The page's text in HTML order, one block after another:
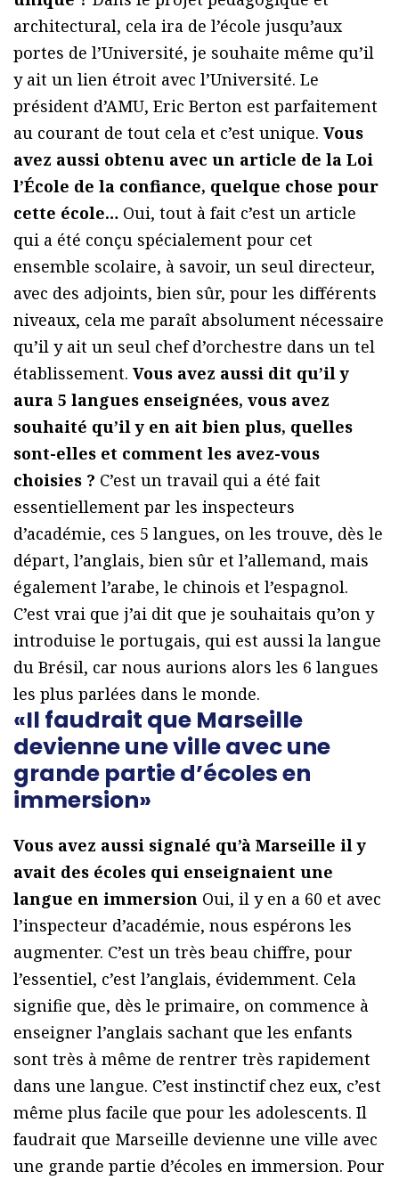
architectural, cela ira de l’école jusqu’aux
portes de l’Université, je souhaite même qu’il
y ait un lien étroit avec l’Université. Le
président d’AMU, Eric Berton est parfaitement
au courant de tout cela et c’est unique. Vous
avez aussi obtenu avec un article de la Loi
l’École de la confiance, quelque chose pour
cette école… Oui, tout à fait c’est un article
qui a été conçu spécialement pour cet
ensemble scolaire, à savoir, un seul directeur,
avec des adjoints, bien sûr, pour les différents
niveaux, cela me paraît absolument nécessaire
qu’il y ait un seul chef d’orchestre dans un tel
établissement. Vous avez aussi dit qu’il y
aura 5 langues enseignées, vous avez
souhaité qu’il y en ait bien plus, quelles
sont-elles et comment les avez-vous
choisies ? C’est un travail qui a été fait
essentiellement par les inspecteurs
d’académie, ces 5 langues, on les trouve, dès le
départ, l’anglais, bien sûr et l’allemand, mais
également l’arabe, le chinois et l’espagnol.
C’est vrai que j’ai dit que je souhaitais qu’on y
introduise le portugais, qui est aussi la langue
du Brésil, car nous aurions alors les 6 langues
les plus parlées dans le monde.
«Il faudrait que Marseille
devienne une ville avec une
grande partie d’écoles en
immersion»
Vous avez aussi signalé qu’à Marseille il y
avait des écoles qui enseignaient une
langue en immersion Oui, il y en a 60 et avec
l’inspecteur d’académie, nous espérons les
augmenter. C’est un très beau chiffre, pour
l’essentiel, c’est l’anglais, évidemment. Cela
signifie que, dès le primaire, on commence à
enseigner l’anglais sachant que les enfants
sont très à même de rentrer très rapidement
dans une langue. C’est instinctif chez eux, c’est
même plus facile que pour les adolescents. Il
faudrait que Marseille devienne une ville avec
une grande partie d’écoles en immersion. Pour